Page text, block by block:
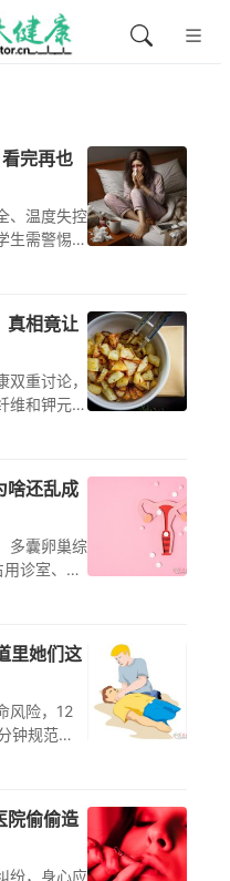
完再也
、温度失控
生需警惕胰
呼吸道过
真相竟让
重讨论，
维和钾元
知偏差可
啥还乱成
多囊卵巢综
诊室、专
预约精准
里她们这
风险，12
钟规范
、青少年
院偷偷造
纷，身心应